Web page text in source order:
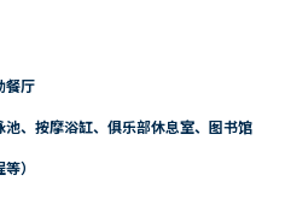
餐厅
、按摩浴缸、俱乐部休息室、图书馆
）